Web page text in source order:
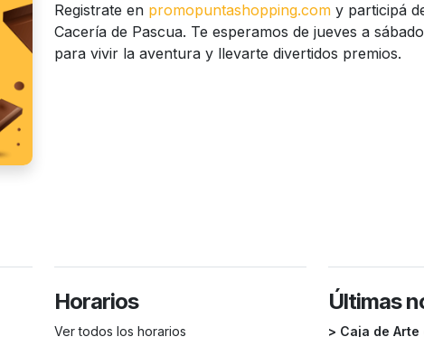
Registrate en promopuntashopping.com y participá
Cacería de Pascua. Te esperamos de jueves a
para vivir la aventura y llevarte divertidos premios.
Horarios
Ver todos los horarios
Últimas
> Caja de